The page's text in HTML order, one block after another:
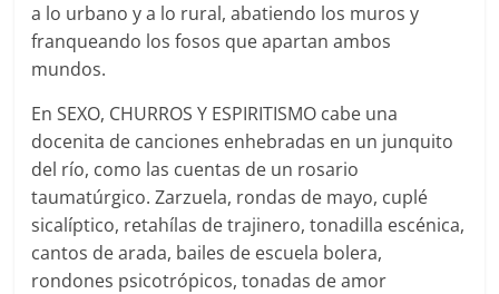
a lo urbano y a lo rural, abatiendo los muros y
franqueando los fosos que apartan ambos
mundos.
En SEXO, CHURROS Y ESPIRITISMO cabe una
docenita de canciones enhebradas en un junquito
del río, como las cuentas de un rosario
taumatúrgico. Zarzuela, rondas de mayo, cuplé
sicalíptico, retahílas de trajinero, tonadilla escénica,
cantos de arada, bailes de escuela bolera,
rondones psicotrópicos, tonadas de amor